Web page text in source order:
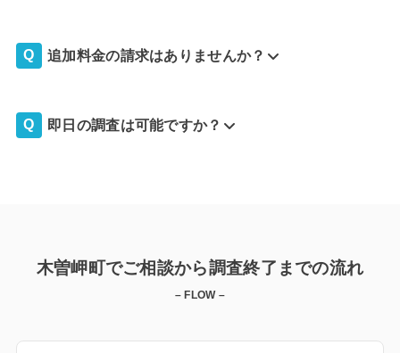
追加料金の請求はありませんか？
即日の調査は可能ですか？
木曽岬町でご相談から調査終了までの流れ
– FLOW –